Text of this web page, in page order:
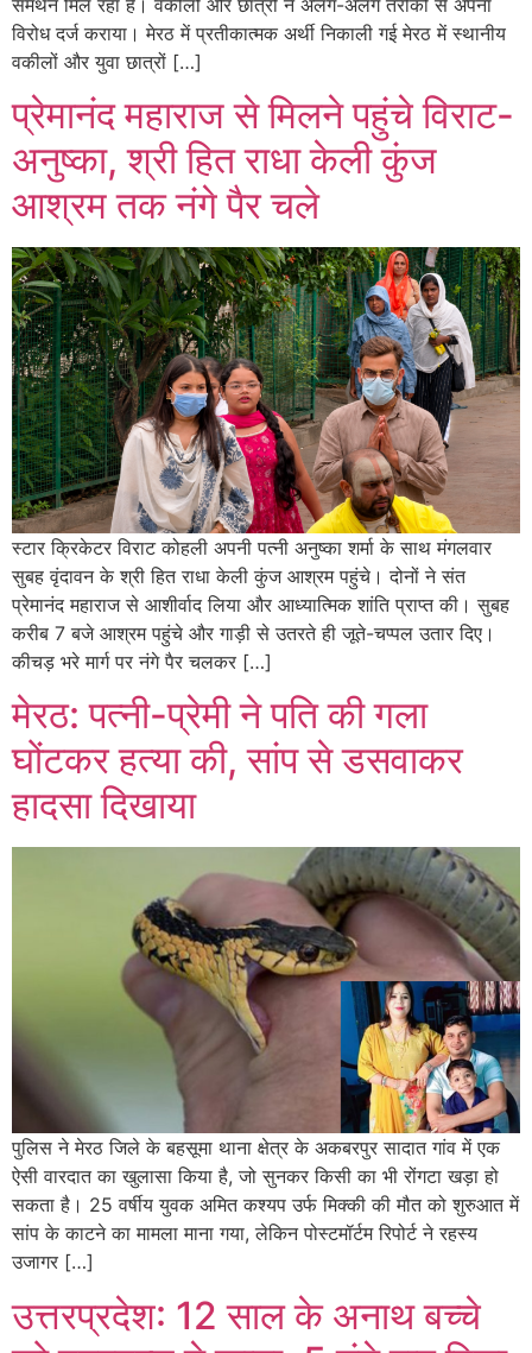
विरोध दर्ज कराया। मेरठ में प्रतीकात्मक अर्थी निकाली गई मेरठ में स्थानीय
वकीलों और युवा छात्रों […]
प्रेमानंद महाराज से मिलने पहुंचे विराट-
अनुष्का, श्री हित राधा केली कुंज
आश्रम तक नंगे पैर चले
स्टार क्रिकेटर विराट कोहली अपनी पत्नी अनुष्का शर्मा के साथ मंगलवार
सुबह वृंदावन के श्री हित राधा केली कुंज आश्रम पहुंचे। दोनों ने संत
प्रेमानंद महाराज से आशीर्वाद लिया और आध्यात्मिक शांति प्राप्त की। सुबह
करीब 7 बजे आश्रम पहुंचे और गाड़ी से उतरते ही जूते-चप्पल उतार दिए।
कीचड़ भरे मार्ग पर नंगे पैर चलकर […]
मेरठ: पत्नी-प्रेमी ने पति की गला
घोंटकर हत्या की, सांप से डसवाकर
हादसा दिखाया
पुलिस ने मेरठ जिले के बहसूमा थाना क्षेत्र के अकबरपुर सादात गांव में एक
ऐसी वारदात का खुलासा किया है, जो सुनकर किसी का भी रोंगटा खड़ा हो
सकता है। 25 वर्षीय युवक अमित कश्यप उर्फ मिक्की की मौत को शुरुआत में
सांप के काटने का मामला माना गया, लेकिन पोस्टमॉर्टम रिपोर्ट ने रहस्य
उजागर […]
उत्तरप्रदेश: 12 साल के अनाथ बच्चे